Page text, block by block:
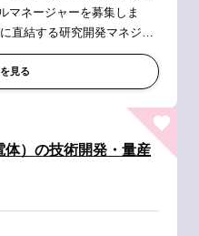
マネージャーを募集しま
構築と人材育成 ■外部連携
見る
）の技術開発・量産